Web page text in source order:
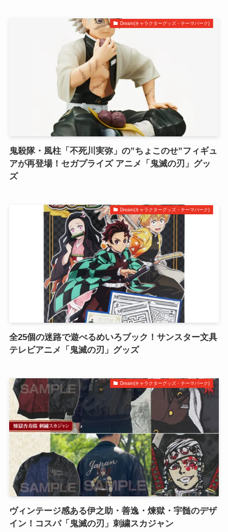
Dream(キャラクターグッズ・テーマパーク)
鬼殺隊・風柱「不死川実弥」の”ちょこのせ”フィギュ
アが再登場！セガプライズ アニメ「鬼滅の刃」グッ
ズ
Dream(キャラクターグッズ・テーマパーク)
全25個の迷路で遊べるめいろブック！サンスター文具
テレビアニメ「鬼滅の刃」グッズ
Dream(キャラクターグッズ・テーマパーク)
ヴィンテージ感ある伊之助・善逸・煉獄・宇髄のデザ
イン！コスパ「鬼滅の刃」刺繍スカジャン